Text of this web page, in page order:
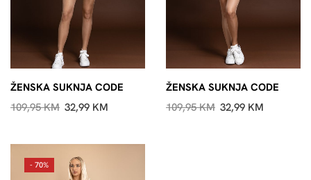
ŽENSKA SUKNJA CODE
109,95KM 32,99 KM
ŽENSKA SUKNJA CODE
109,95KM 32,99 KM
- 70%